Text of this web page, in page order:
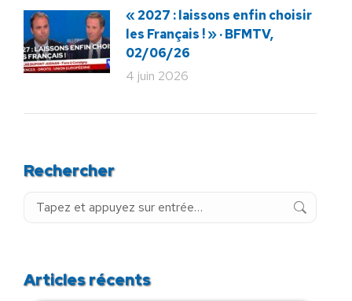
« 2027 : laissons enfin choisir
les Français ! » · BFMTV,
02/06/26
4 juin 2026
Rechercher
Recherche
Articles récents